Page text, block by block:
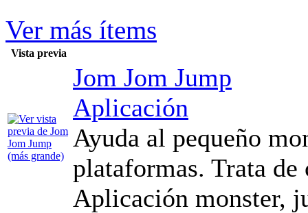
Ver más ítems
Vista previa
Jom Jom Jump
Aplicación
Ayuda al pequeño
plataformas. Trata de
Aplicación monster,